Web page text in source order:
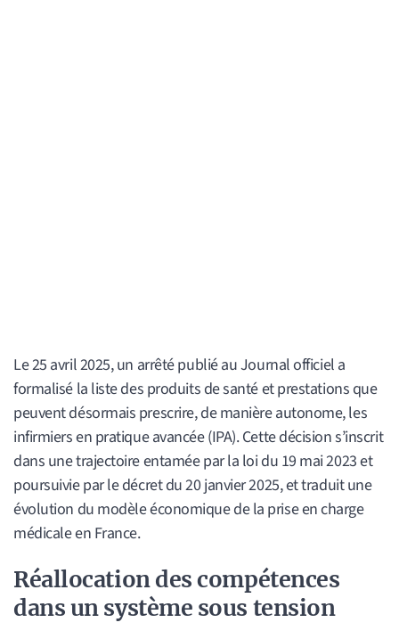
Le 25 avril 2025, un arrêté publié au Journal officiel a
formalisé la liste des produits de santé et prestations que
peuvent désormais prescrire, de manière autonome, les
infirmiers en pratique avancée (IPA). Cette décision s’inscrit
dans une trajectoire entamée par la loi du 19 mai 2023 et
poursuivie par le décret du 20 janvier 2025, et traduit une
évolution du modèle économique de la prise en charge
médicale en France.
Réallocation des compétences
dans un système sous tension